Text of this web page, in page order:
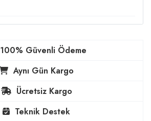
100% Güvenli Ödeme
Aynı Gün Kargo
Ücretsiz Kargo
Teknik Destek